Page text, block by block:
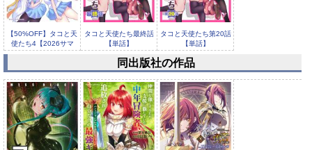
【50%OFF】タコと天
使たち4【2026サマ
ー...
タコと天使たち最終話
【単話】
タコと天使たち第20話
【単話】
同出版社の作品